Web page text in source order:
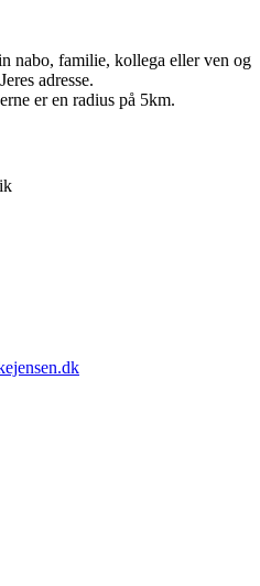
nabo, familie, kollega eller ven og
adresse.
er en radius på 5km.